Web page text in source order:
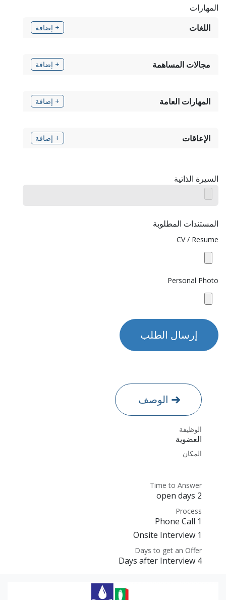
المهارات
اللغات
+ إضافة
مجالات المساهمة + إضافة
المهارات العامة + إضافة
الإعاقات + إضافة
السيرة الذاتية
المستندات المطلوبة
CV / Resume
Personal Photo
إرسال الطلب
الوصف
الوظيفة
العضوية
المكان
Time to Answer
2 open days
Process
1 Phone Call
1 Onsite Interview
Days to get an Offer
4 Days after Interview